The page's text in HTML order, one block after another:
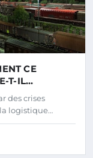
CE
T-IL
des crises
logistique…